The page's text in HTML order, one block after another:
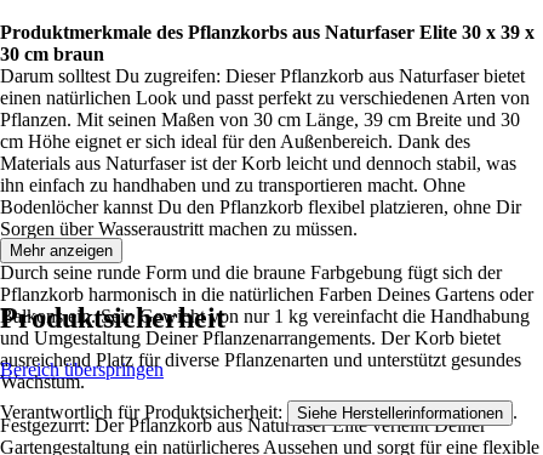
Produktmerkmale des Pflanzkorbs aus Naturfaser Elite 30 x 39 x
30 cm braun
Darum solltest Du zugreifen: Dieser Pflanzkorb aus Naturfaser bietet
einen natürlichen Look und passt perfekt zu verschiedenen Arten von
Pflanzen. Mit seinen Maßen von 30 cm Länge, 39 cm Breite und 30
cm Höhe eignet er sich ideal für den Außenbereich. Dank des
Materials aus Naturfaser ist der Korb leicht und dennoch stabil, was
ihn einfach zu handhaben und zu transportieren macht. Ohne
Bodenlöcher kannst Du den Pflanzkorb flexibel platzieren, ohne Dir
Sorgen über Wasseraustritt machen zu müssen.
Durch seine runde Form und die braune Farbgebung fügt sich der
Pflanzkorb harmonisch in die natürlichen Farben Deines Gartens oder
Balkons ein. Sein Gewicht von nur 1 kg vereinfacht die Handhabung
und Umgestaltung Deiner Pflanzenarrangements. Der Korb bietet
ausreichend Platz für diverse Pflanzenarten und unterstützt gesundes
Wachstum.
Festgezurrt: Der Pflanzkorb aus Naturfaser Elite verleiht Deiner
Gartengestaltung ein natürlicheres Aussehen und sorgt für eine flexible
Mehr anzeigen
Produktsicherheit
Bereich überspringen
Verantwortlich für Produktsicherheit: Siehe Herstellerinformationen .